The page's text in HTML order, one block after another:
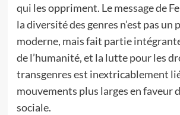
qui les oppriment. Le message de
la diversité des genres n’est pas un
moderne, mais fait partie
de l’humanité, et la lutte pour les
transgenres est inextricablement
mouvements plus larges en faveur
sociale.